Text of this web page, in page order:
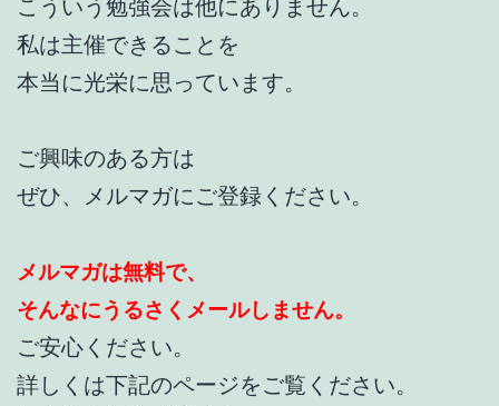
こういう勉強会は他にありません。
私は主催できることを
本当に光栄に思っています。
ご興味のある方は
ぜひ、メルマガにご登録ください。
メルマガは無料で、
そんなにうるさくメールしません。
ご安心ください。
詳しくは下記のページをご覧ください。